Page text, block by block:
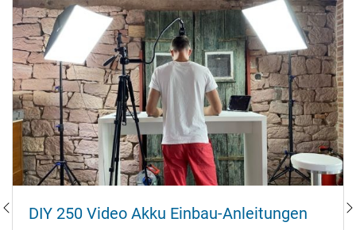
DIY 250 Video Akku Einbau-Anleitungen